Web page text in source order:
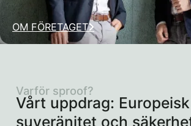
OM FÖRETAGET
Vårt uppdrag: Europeisk
suveränitet och
Varför sproof?